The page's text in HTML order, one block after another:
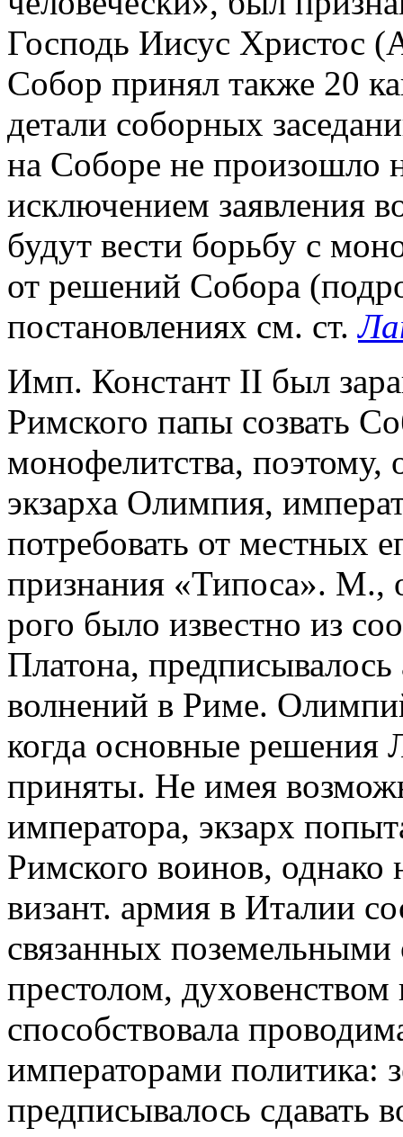
Господь Иисус Христос
Собор принял также 20
детали соборных
на Соборе не произошло
исключением заявления
будут вести борьбу с
от решений Собора
постановлениях см. ст.
Имп. Констант II был
Римского папы созвать
монофелитства, поэтому,
экзарха Олимпия,
потребовать от местных
признания «Типоса». М.,
рого было известно из
Платона, предписывалось
волнений в Риме.
когда основные решения
приняты. Не имея
императора, экзарх
Римского воинов,
визант. армия в Италии
связанных
престолом,
способствовала
императорами политика:
предписывалось